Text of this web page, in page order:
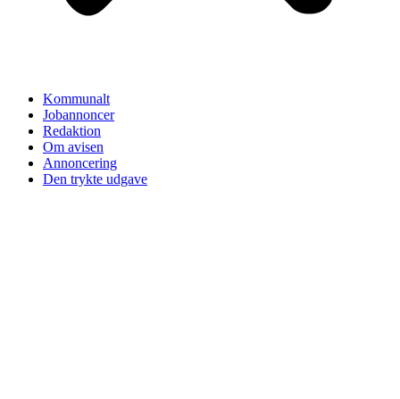
Kommunalt
Jobannoncer
Redaktion
Om avisen
Annoncering
Den trykte udgave